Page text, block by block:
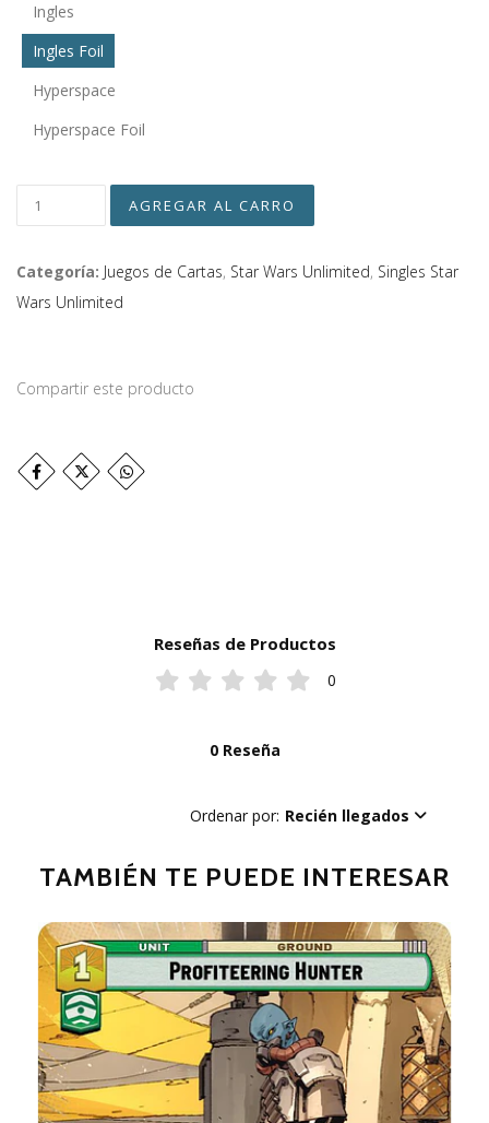
Ingles
Ingles Foil
Hyperspace
Hyperspace Foil
Categoría: Juegos de Cartas, Star Wars Unlimited, Singles Star
Wars Unlimited
Compartir este producto
Reseñas de Productos
0
0 Reseña
Ordenar por: Recién llegados
TAMBIÉN TE PUEDE INTERESAR